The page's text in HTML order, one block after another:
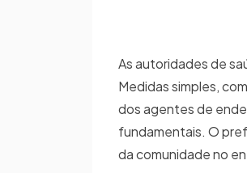
As autoridades de
Medidas simples,
dos agentes de
fundamentais. O
da comunidade no